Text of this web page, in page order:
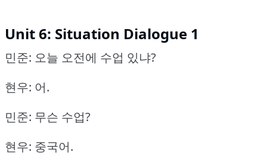
Unit 6: Situation Dialogue 1
민준: 오늘 오전에 수업 있냐?
현우: 어.
민준: 무슨 수업?
현우: 중국어.